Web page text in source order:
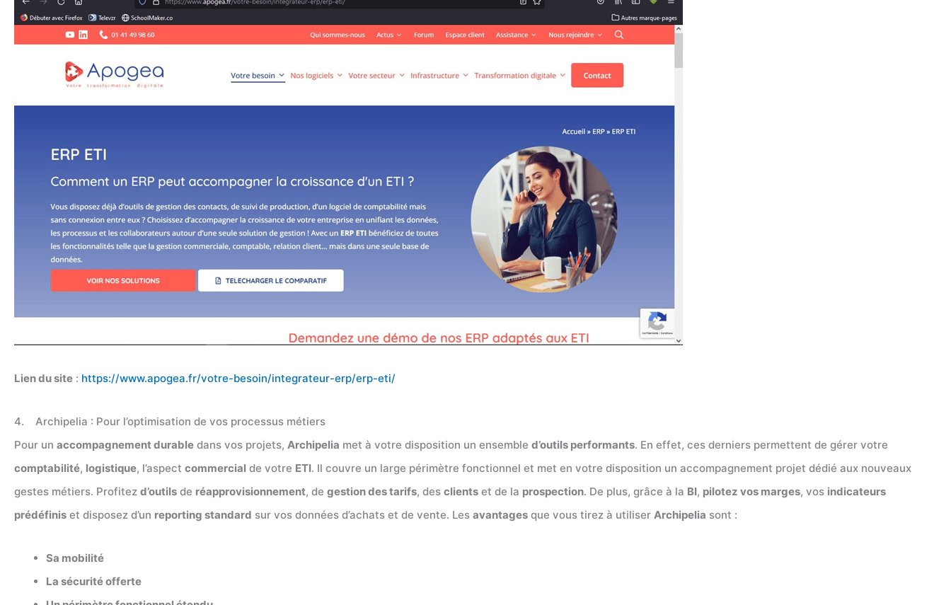
Lien du site : https://www.apogea.fr/votre-besoin/integrateur-erp/erp-eti/
4. Archipelia : Pour l’optimisation de vos processus métiers
Pour un accompagnement durable dans vos projets, Archipelia met à votre disposition un ensemble d’outils performants. En effet, ces derniers permettent de gérer votre
comptabilité, logistique, l’aspect commercial de votre ETI. Il couvre un large périmètre fonctionnel et met en votre disposition un accompagnement projet dédié aux nouveaux
gestes métiers. Profitez d’outils de réapprovisionnement, de gestion des tarifs, des clients et de la prospection. De plus, grâce à la BI, pilotez vos marges, vos indicateurs
prédéfinis et disposez d’un reporting standard sur vos données d’achats et de vente. Les avantages que vous tirez à utiliser Archipelia sont :
Sa mobilité
La sécurité offerte